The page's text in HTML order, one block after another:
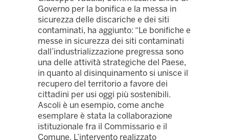
Governo per la bonifica e la messa in
sicurezza delle discariche e dei siti
contaminati, ha aggiunto: “Le bonifiche e
messe in sicurezza dei siti contaminati
dall’industrializzazione pregressa sono
una delle attività strategiche del Paese,
in quanto al disinquinamento si unisce il
recupero del territorio a favore dei
cittadini per usi oggi più sostenibili.
Ascoli è un esempio, come anche
esemplare è stata la collaborazione
istituzionale fra il Commissario e il
Comune. L’intervento realizzato